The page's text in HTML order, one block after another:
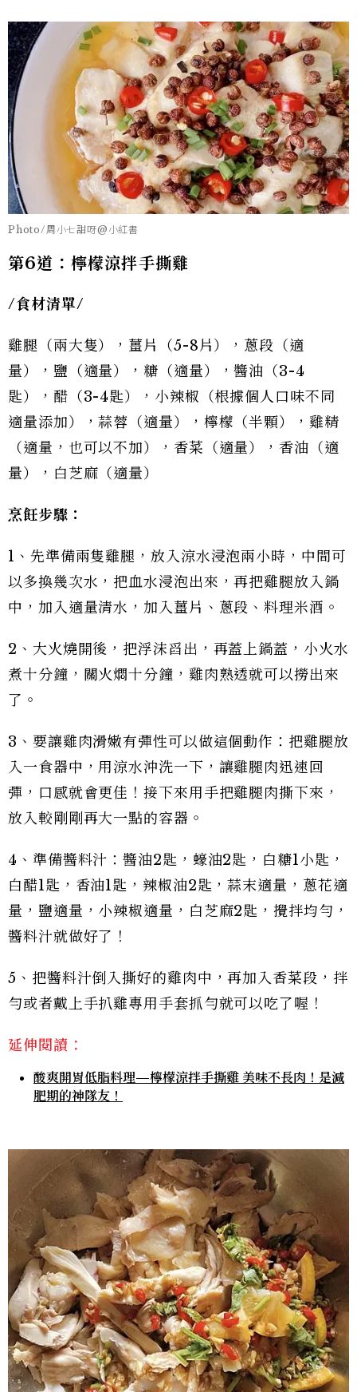
Photo/周小七甜呀@小紅書
第6道：檸檬涼拌手撕雞
/食材清單/
雞腿（兩大隻），薑片（5-8片），蔥段（適
量），鹽（適量），糖（適量），醬油（3-4
匙），醋（3-4匙），小辣椒（根據個人口味不同
適量添加），蒜蓉（適量），檸檬（半顆），雞精
（適量，也可以不加），香菜（適量），香油（適
量），白芝麻（適量）
烹飪步驟：
1、先準備兩隻雞腿，放入涼水浸泡兩小時，中間可
以多換幾次水，把血水浸泡出來，再把雞腿放入鍋
中，加入適量清水，加入薑片、蔥段、料理米酒。
2、大火燒開後，把浮沫舀出，再蓋上鍋蓋，小火水
煮十分鐘，關火燜十分鐘，雞肉熟透就可以撈出來
了。
3、要讓雞肉滑嫩有彈性可以做這個動作：把雞腿放
入一食器中，用涼水沖洗一下，讓雞腿肉迅速回
彈，口感就會更佳！接下來用手把雞腿肉撕下來，
放入較剛剛再大一點的容器。
4、準備醬料汁：醬油2匙，蠔油2匙，白糖1小匙，
白醋1匙，香油1匙，辣椒油2匙，蒜末適量，蔥花適
量，鹽適量，小辣椒適量，白芝麻2匙，攪拌均勻，
醬料汁就做好了！
5、把醬料汁倒入撕好的雞肉中，再加入香菜段，拌
勻或者戴上手扒雞專用手套抓勻就可以吃了喔！
延伸閱讀：
酸爽開胃低脂料理—檸檬涼拌手撕雞 美味不長肉！是減
肥期的神隊友！